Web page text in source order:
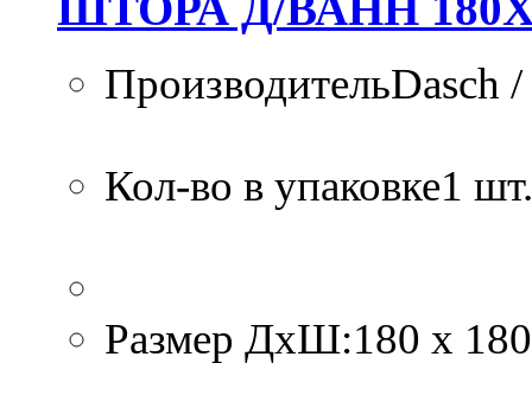
ПроизводительDasch
Кол-во в упаковке1
Размер ДхШ:180 х